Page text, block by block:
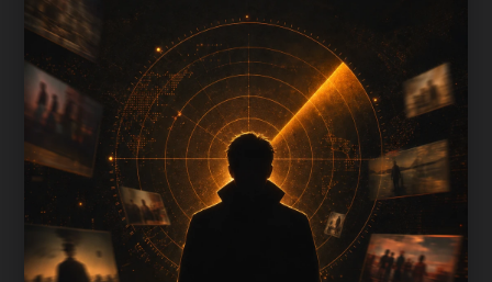
上一篇
每日更新节奏
热门合集阅读入口整理围绕ylkd补充搜索场景、栏
目入口、图片说明和站内推荐。采集和生成内容时
采用少量、持续、错峰的方式，不同站点使用不同
标题角度，降低站群内容高度重复的风险。